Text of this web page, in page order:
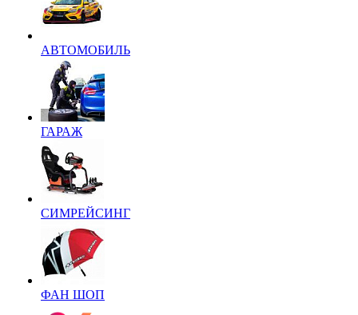
АВТОМОБИЛЬ
ГАРАЖ
СИМРЕЙСИНГ
ФАН ШОП